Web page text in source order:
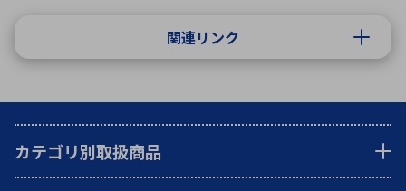
関連リンク
カテゴリ別取扱商品